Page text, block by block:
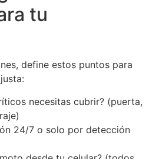
tu
define estos puntos para
necesitas cubrir? (puerta,
24/7 o solo por detección